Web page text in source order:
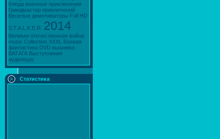
блюда военные приключения
Грандмастер приключений
Веселые демотиваторы Full HD
S.T.A.L.K.E.R. 2014
Великая отечественная война
music Collection XXXL
Боевая
фантастика DVD вышивка
ВАТАГА Выступления
аудиокурс
Статистика